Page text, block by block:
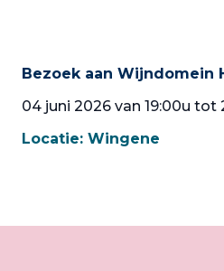
Bezoek aan Wijndomein
04 juni 2026 van 19:00u tot
Locatie: Wingene